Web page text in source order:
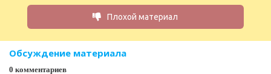
Плохой материал
Обсуждение материала
0 комментариев